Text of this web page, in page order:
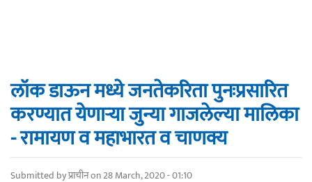
लॉक डाऊन मध्ये जनतेकरिता पुनःप्रसारित
करण्यात येणाऱ्या जुन्या गाजलेल्या मालिका
- रामायण व महाभारत व चाणक्य
Submitted byप्राचीनon 28 March, 2020 - 01:10